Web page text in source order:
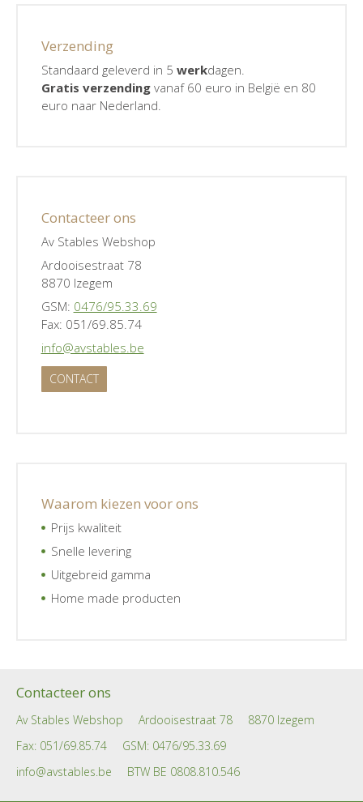
Verzending
Standaard geleverd in 5 werkdagen.
Gratis verzendingvanaf 60 euro in België en 80
euro naar Nederland.
Contacteer ons
Av Stables Webshop
Ardooisestraat 78
8870 Izegem
GSM: 0476/95.33.69
Fax: 051/69.85.74
info@avstables.be
CONTACT
Waarom kiezen voor ons
Prijs kwaliteit
Snelle levering
Uitgebreid gamma
Home made producten
Contacteer ons
Av Stables Webshop Ardooisestraat 78
8870 Izegem
Fax: 051/69.85.74
GSM: 0476/95.33.69
info@avstables.be
BTW BE 0808.810.546